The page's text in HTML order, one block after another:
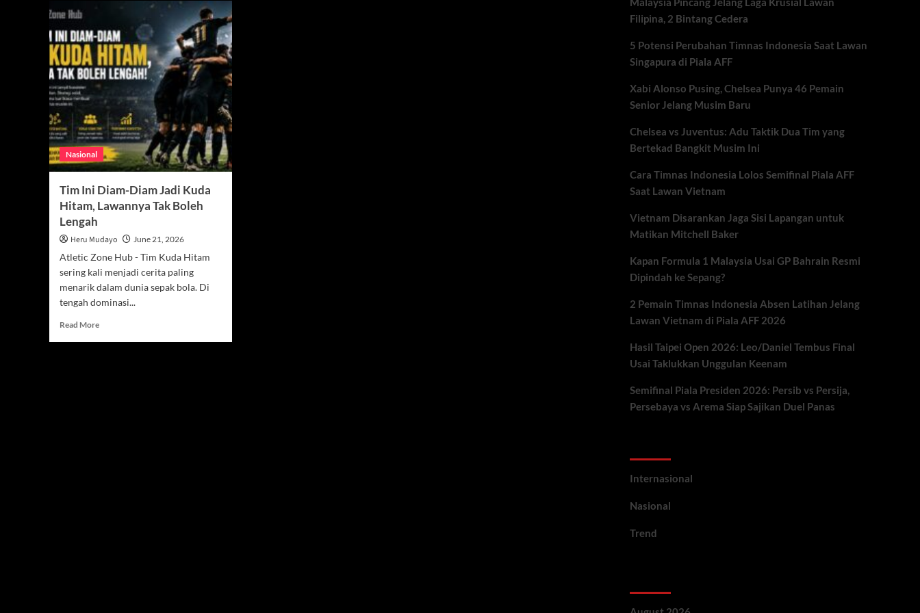
Nasional
Tim Ini Diam-Diam Jadi Kuda
Hitam, Lawannya Tak Boleh
Lengah
Heru Mudayo June 21, 2026
Atletic Zone Hub - Tim Kuda Hitam
sering kali menjadi cerita paling
menarik dalam dunia sepak bola. Di
tengah dominasi...
Read MoreRead
Filipina, 2 Bintang Cedera
5 Potensi Perubahan Timnas Indonesia Saat Lawan
Singapura di Piala AFF
Xabi Alonso Pusing, Chelsea Punya 46 Pemain
Senior Jelang Musim Baru
Chelsea vs Juventus: Adu Taktik Dua Tim yang
Bertekad Bangkit Musim Ini
Cara Timnas Indonesia Lolos Semifinal Piala AFF
Saat Lawan Vietnam
Vietnam Disarankan Jaga Sisi Lapangan untuk
Matikan Mitchell Baker
Kapan Formula 1 Malaysia Usai GP Bahrain Resmi
Dipindah ke Sepang?
2 Pemain Timnas Indonesia Absen Latihan Jelang
Lawan Vietnam di Piala AFF 2026
Hasil Taipei Open 2026: Leo/Daniel Tembus Final
Usai Taklukkan Unggulan Keenam
Semifinal Piala Presiden 2026: Persib vs Persija,
Persebaya vs Arema Siap Sajikan Duel Panas
Internasional
Nasional
Trend